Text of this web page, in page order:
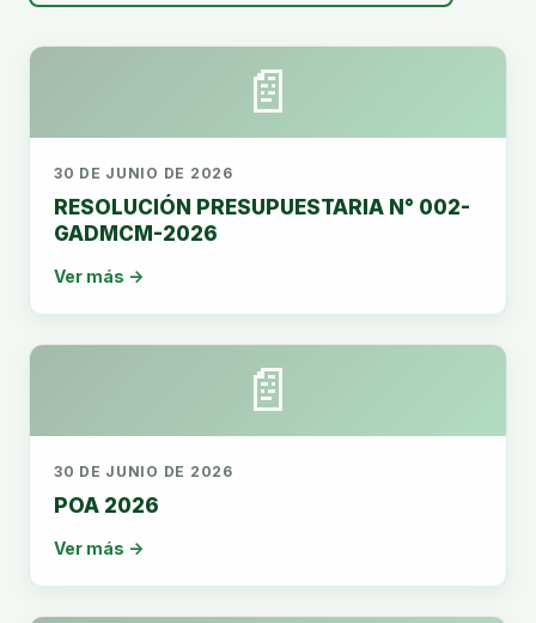
📄
30 DE JUNIO DE 2026
RESOLUCIÓN PRESUPUESTARIA N° 002-
GADMCM-2026
Ver más →
📄
30 DE JUNIO DE 2026
POA 2026
Ver más →